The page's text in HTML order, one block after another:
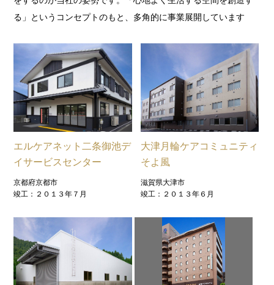
る」というコンセプトのもと、多角的に事業展開しています
エルケアネット二条御池デ
イサービスセンター
京都府京都市
竣工：２０１３年７月
大津月輪ケアコミュニティ
そよ風
滋賀県大津市
竣工：２０１３年６月